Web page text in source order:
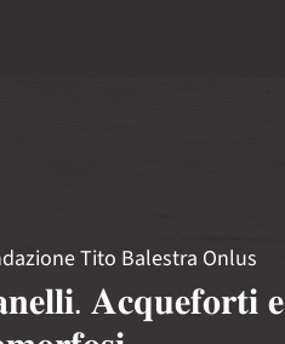
Tito Balestra Onlus
𝐀𝐜𝐪𝐮𝐞𝐟𝐨𝐫𝐭𝐢 𝐞